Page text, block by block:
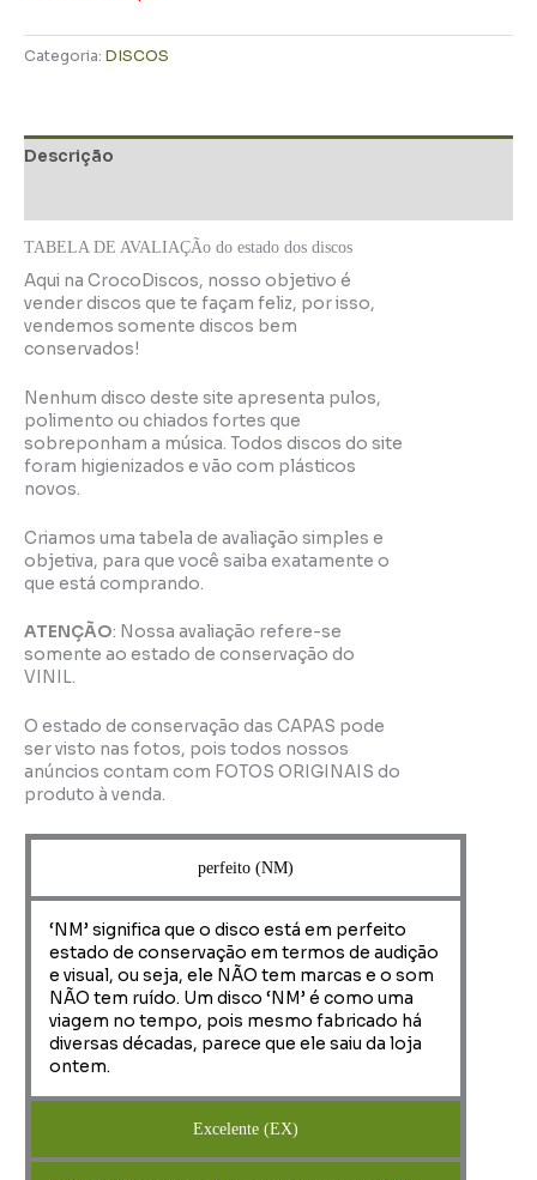
Categoria: DISCOS
Descrição
TABELA DE AVALIAÇÃo do estado dos discos
Aqui na CrocoDiscos, nosso objetivo é
vender discos que te façam feliz, por isso,
vendemos somente discos bem
conservados!
Nenhum disco deste site apresenta pulos,
polimento ou chiados fortes que
sobreponham a música. Todos discos do site
foram higienizados e vão com plásticos
novos.
Criamos uma tabela de avaliação simples e
objetiva, para que você saiba exatamente o
que está comprando.
ATENÇÃO: Nossa avaliação refere-se
somente ao estado de conservação do
VINIL.
O estado de conservação das CAPAS pode
ser visto nas fotos, pois todos nossos
anúncios contam com FOTOS ORIGINAIS do
produto à venda.
perfeito (NM)
‘NM’ significa que o disco está em perfeito
estado de conservação em termos de audição
e visual, ou seja, ele NÃO tem marcas e o som
NÃO tem ruído. Um disco ‘NM’ é como uma
viagem no tempo, pois mesmo fabricado há
diversas décadas, parece que ele saiu da loja
ontem.
Excelente (EX)